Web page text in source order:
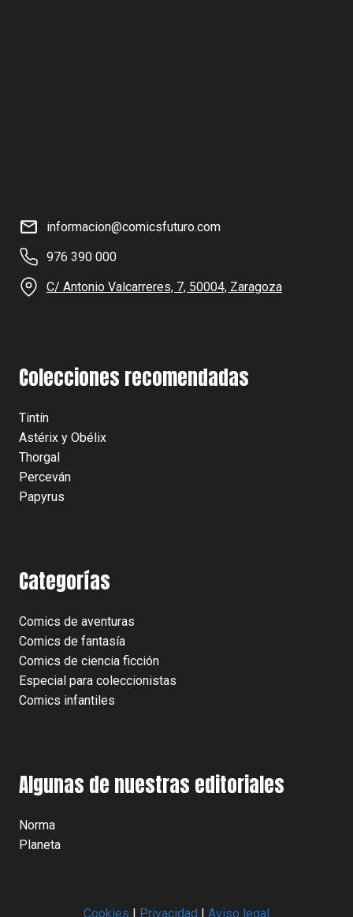
informacion@comicsfuturo.com
976 390 000
C/ Antonio Valcarreres, 7, 50004, Zaragoza
Colecciones recomendadas
Tintín
Astérix y Obélix
Thorgal
Perceván
Papyrus
Categorías
Comics de aventuras
Comics de fantasía
Comics de ciencia ficción
Especial para coleccionistas
Comics infantiles
Algunas de nuestras editoriales
Norma
Planeta
Cookies Privacidad Aviso legal